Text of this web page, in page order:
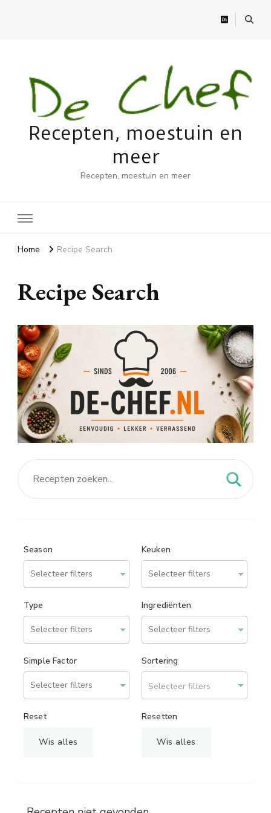
Recepten, moestuin en
meer
Recepten, moestuin en meer
Home Recipe Search
Recipe Search
Season Keuken
Type Ingrediënten
Simple Factor Sortering
Selecteer filters
Reset
Wis alles
Resetten
Wis alles